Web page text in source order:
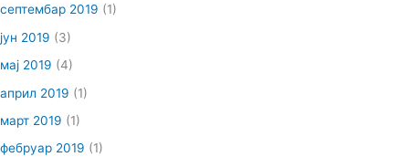
септембар 2019 (1)
јун 2019 (3)
мај 2019 (4)
април 2019 (1)
март 2019 (1)
фебруар 2019 (1)